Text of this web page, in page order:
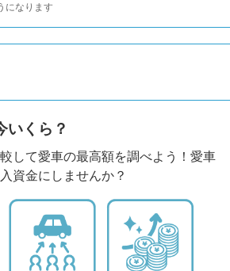
になります
いくら？
して愛車の最高額を調べよう！愛車
資金にしませんか？